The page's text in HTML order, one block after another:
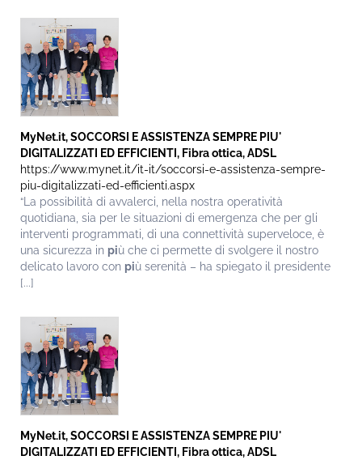
MyNet.it, SOCCORSI E ASSISTENZA SEMPRE PIU'
DIGITALIZZATI ED EFFICIENTI, Fibra ottica, ADSL
https://www.mynet.it/it-it/soccorsi-e-assistenza-sempre-
piu-digitalizzati-ed-efficienti.aspx
“La possibilità di avvalerci, nella nostra operatività
quotidiana, sia per le situazioni di emergenza che per gli
interventi programmati, di una connettività superveloce, è
una sicurezza in più che ci permette di svolgere il nostro
delicato lavoro con più serenità – ha spiegato il presidente
[...]
MyNet.it, SOCCORSI E ASSISTENZA SEMPRE PIU'
DIGITALIZZATI ED EFFICIENTI, Fibra ottica, ADSL